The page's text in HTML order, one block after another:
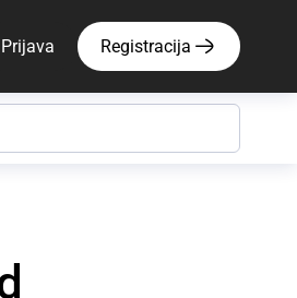
Prijava Registracija